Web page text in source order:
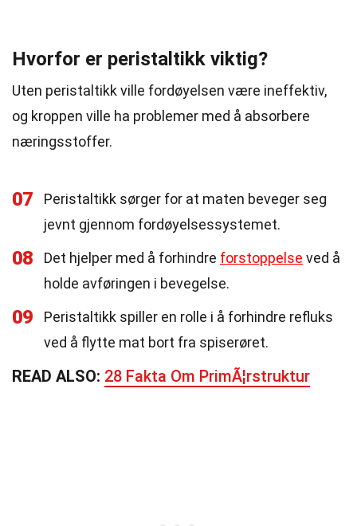
Hvorfor er peristaltikk viktig?
Uten peristaltikk ville fordøyelsen være ineffektiv,
og kroppen ville ha problemer med å absorbere
næringsstoffer.
07
Peristaltikk sørger for at maten beveger seg
jevnt gjennom fordøyelsessystemet.
08 Det hjelper med å forhindre forstoppelse ved å
holde avføringen i bevegelse.
09
Peristaltikk spiller en rolle i å forhindre refluks
ved å flytte mat bort fra spiserøret.
READ ALSO: 28 Fakta Om PrimÃ¦rstruktur